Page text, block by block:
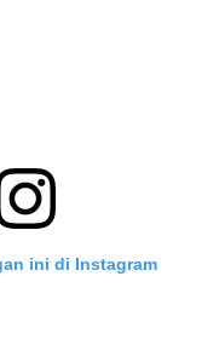
ini di Instagram